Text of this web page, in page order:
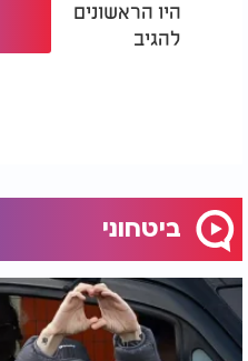
היו הראשונים
להגיב
ביטחוני